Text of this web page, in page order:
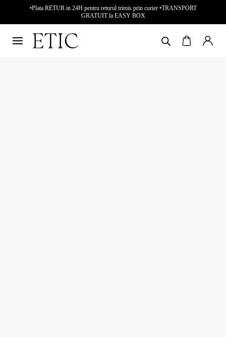
•Plata RETUR in 24H pentru returul trimis prin curier •TRANSPORT
GRATUIT la EASY BOX